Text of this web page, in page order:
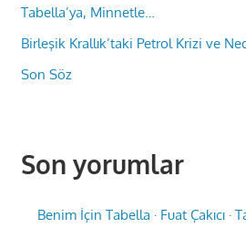
Tabella’ya, Minnetle…
Birleşik Krallık’taki Petrol Krizi ve
Son Söz
Son yorumlar
Benim İçin Tabella · Fuat Çakıcı ·